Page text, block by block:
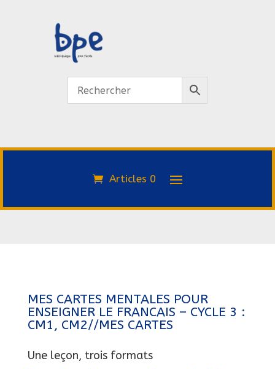
Articles 0
MES CARTES MENTALES POUR
ENSEIGNER LE FRANCAIS – CYCLE 3 :
CM1, CM2//MES CARTES
Une leçon, trois formats